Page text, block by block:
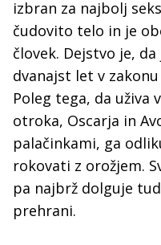
izbran za najbolj
čudovito telo in je
človek. Dejstvo je,
dvanajst let v zakonu
Poleg tega, da uživa
otroka, Oscarja in
palačinkami, ga
rokovati z orožjem.
pa najbrž dolguje
prehrani.